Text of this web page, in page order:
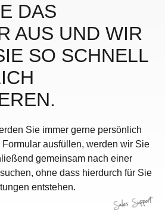
DAS
AUS UND WIR
SO SCHNELL
Sie immer gerne persönlich
ausfüllen, werden wir Sie
gemeinsam nach einer
ohne dass hierdurch für Sie
entstehen.